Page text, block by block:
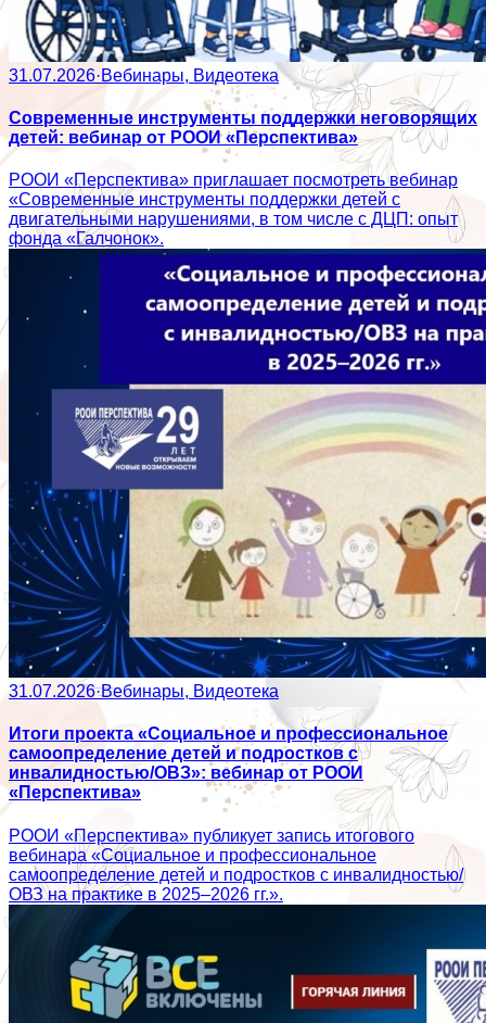
31.07.2026·Вебинары, Видеотека
Современные инструменты поддержки неговорящих
детей: вебинар от РООИ «Перспектива»
РООИ «Перспектива» приглашает посмотреть вебинар
«Современные инструменты поддержки детей с
двигательными нарушениями, в том числе с ДЦП: опыт
фонда «Галчонок».
31.07.2026·Вебинары, Видеотека
Итоги проекта «Социальное и профессиональное
самоопределение детей и подростков с
инвалидностью/ОВЗ»: вебинар от РООИ
«Перспектива»
РООИ «Перспектива» публикует запись итогового
вебинара «Социальное и профессиональное
самоопределение детей и подростков с инвалидностью/
ОВЗ на практике в 2025–2026 гг.».